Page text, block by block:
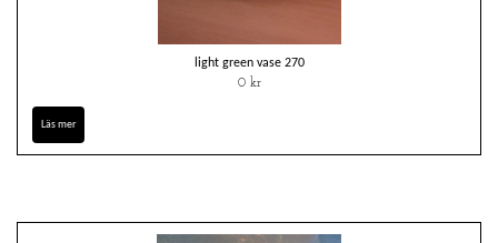
light green vase 270
0 kr
Läs mer